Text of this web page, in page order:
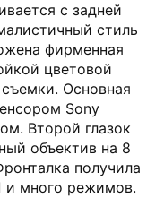
с задней
стиль
фирменная
цветовой
Основная
Sony
Второй глазок
объектив на 8
получила
и много режимов.